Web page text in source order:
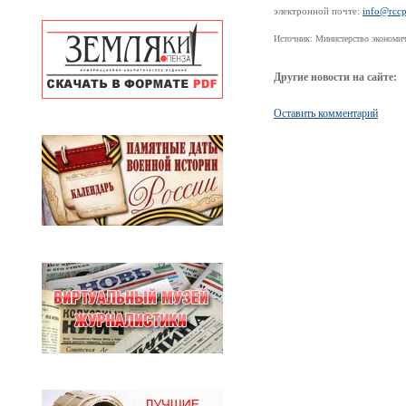
электронной почте:
Источник: Министерство
Другие новости на сайте:
Оставить комментарий